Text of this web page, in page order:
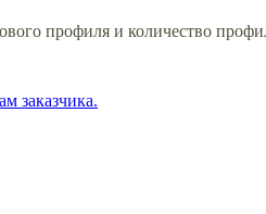
профиля и количество
заказчика.